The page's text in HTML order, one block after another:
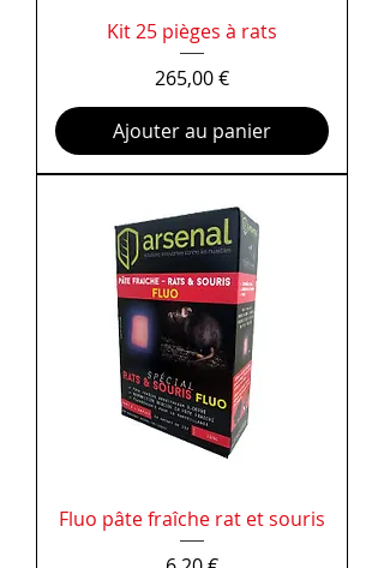
Kit 25 pièges à rats
Prix
265,00 €
Ajouter au panier
Fluo pâte fraîche rat et souris